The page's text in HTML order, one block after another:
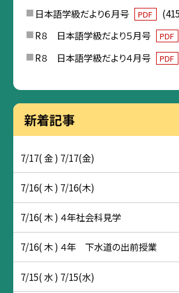
日本語学級だより６月号
PDF
R８ 日本語学級だより５月号
PDF
R８ 日本語学級だより４月号 PDF
新着記事
7/17( 金 ) 7/17(金)
7/16( 木 ) 7/16(木)
7/16( 木 ) ４年社会科見学
7/16( 木 ) ４年 下水道の出前授業
7/15( 水 ) 7/15(水)